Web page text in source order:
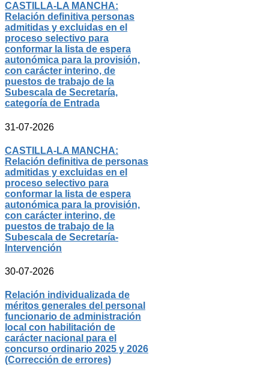
CASTILLA-LA MANCHA:
Relación definitiva personas
admitidas y excluidas en el
proceso selectivo para
conformar la lista de espera
autonómica para la provisión,
con carácter interino, de
puestos de trabajo de la
Subescala de Secretaría,
categoría de Entrada
31-07-2026
CASTILLA-LA MANCHA:
Relación definitiva de personas
admitidas y excluidas en el
proceso selectivo para
conformar la lista de espera
autonómica para la provisión,
con carácter interino, de
puestos de trabajo de la
Subescala de Secretaría-
Intervención
30-07-2026
Relación individualizada de
méritos generales del personal
funcionario de administración
local con habilitación de
carácter nacional para el
concurso ordinario 2025 y 2026
(Corrección de errores)